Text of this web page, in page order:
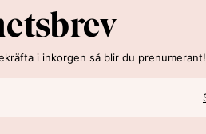
i inkorgen så blir du prenumerant!